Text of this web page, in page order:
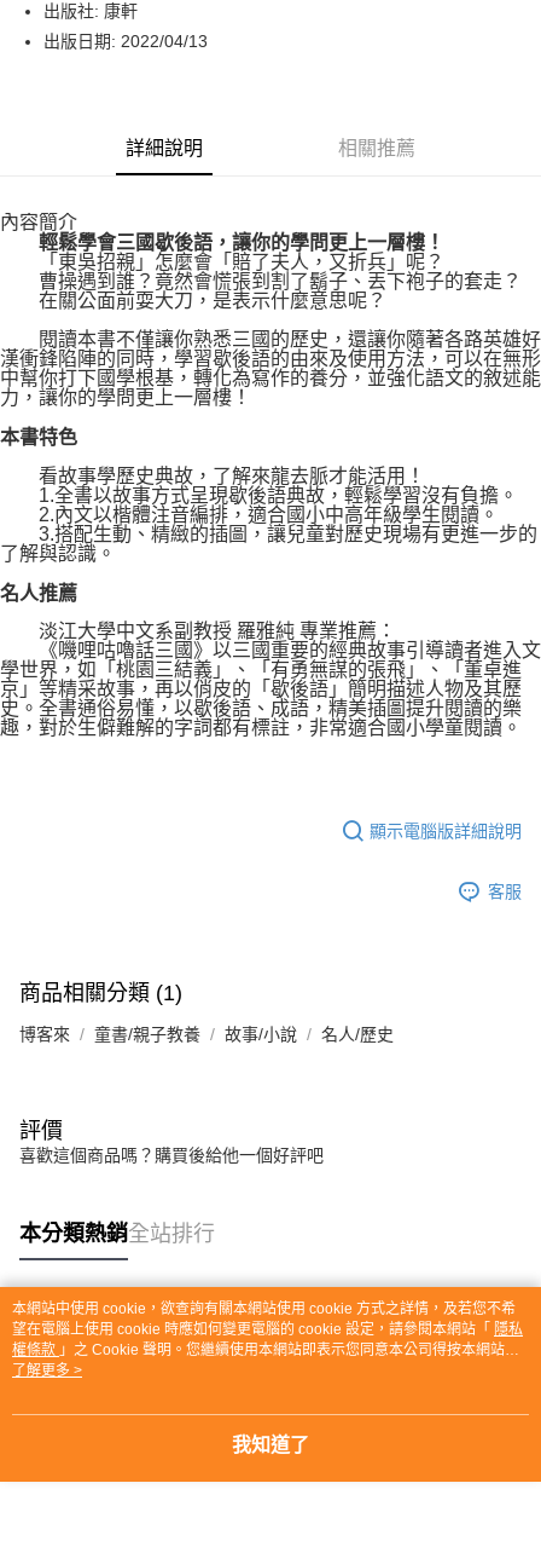
街口支付
博客來商品配送方式
每筆NT$80，滿NT$1,000(含以上)免運費
出版社: 康軒
出版日期: 2022/04/13
詳細說明 相關推薦
內容簡介
輕鬆學會三國歇後語，讓你的學問更上一層樓！
「東吳招親」怎麼會「賠了夫人，又折兵」呢？
曹操遇到誰？竟然會慌張到割了鬍子、丟下袍子的套走？
在關公面前耍大刀，是表示什麼意思呢？
閱讀本書不僅讓你熟悉三國的歷史，還讓你隨著各路英雄好
漢衝鋒陷陣的同時，學習歇後語的由來及使用方法，可以在無形
中幫你打下國學根基，轉化為寫作的養分，並強化語文的敘述能
力，讓你的學問更上一層樓！
本書特色
看故事學歷史典故，了解來龍去脈才能活用！
1.全書以故事方式呈現歇後語典故，輕鬆學習沒有負擔。
2.內文以楷體注音編排，適合國小中高年級學生閱讀。
3.搭配生動、精緻的插圖，讓兒童對歷史現場有更進一步的
了解與認識。
名人推薦
淡江大學中文系副教授 羅雅純 專業推薦：
《嘰哩咕嚕話三國》以三國重要的經典故事引導讀者進入文
學世界，如「桃園三結義」、「有勇無謀的張飛」、「董卓進
京」等精采故事，再以俏皮的「歇後語」簡明描述人物及其歷
史。全書通俗易懂，以歇後語、成語，精美插圖提升閱讀的樂
趣，對於生僻難解的字詞都有標註，非常適合國小學童閱讀。
顯示電腦版詳細說明
客服
商品相關分類 (1)
博客來 童書/親子教養 故事/小說 名人/歷史
評價
喜歡這個商品嗎？購買後給他一個好評吧
本分類熱銷全站排行
熱門標籤
本網站中使用 cookie，欲查詢有關本網站使用 cookie 方式之詳情，及若您不希
望在電腦上使用 cookie 時應如何變更電腦的 cookie 設定，請參閱本網站「 隱私
權條款 」之 Cookie 聲明。您繼續使用本網站即表示您同意本公司得按本網站使
用條款之 Cookie 聲明使用 cookie。
了解更多 >
我知道了